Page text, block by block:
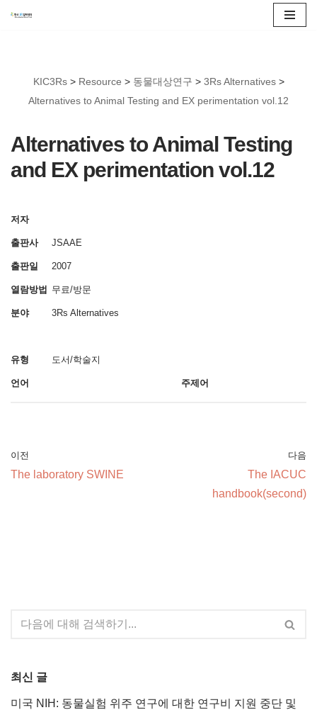
너
뛰
기
KIC3Rs> Resource > 동물대상연구 > 3Rs Alternatives>
Alternatives to Animal Testing and EX perimentation vol.12
Alternatives to Animal Testing
and EX perimentation vol.12
저자
출판사 JSAAE
출판일 2007
열람방법 무료/방문
분야 3Rs Alternatives
유형 도서/학술지
언어 주제어
이전
The laboratory SWINE
다음
The IACUC
handbook(second)
최신 글
미국 NIH: 동물실험 위주 연구에 대한 연구비 지원 중단 및